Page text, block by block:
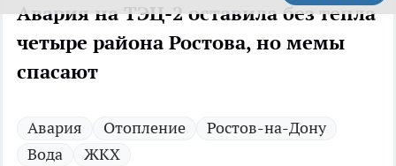
Авария на ТЭЦ-2 оставила без тепла
четыре района Ростова, но мемы
спасают
Авария Отопление
Ростов-на-Дону
Вода
ЖКХ